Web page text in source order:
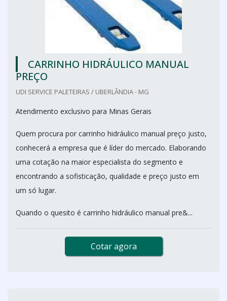
CARRINHO HIDRÁULICO MANUAL
PREÇO
UDI SERVICE PALETEIRAS / UBERLÂNDIA - MG
Atendimento exclusivo para Minas Gerais
Quem procura por carrinho hidráulico manual preço justo,
conhecerá a empresa que é líder do mercado. Elaborando
uma cotação na maior especialista do segmento e
encontrando a sofisticação, qualidade e preço justo em
um só lugar.
Quando o quesito é carrinho hidráulico manual pre&...
Cotar agora